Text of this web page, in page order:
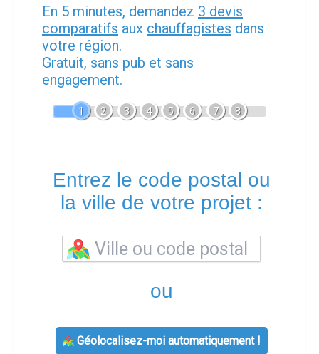
En 5 minutes, demandez 3 devis
comparatifs aux chauffagistes dans
votre région.
Gratuit, sans pub et sans
engagement.
1 2 3 4 5 6 7 8
Entrez le code postal ou
la ville de votre projet :
ou
Géolocalisez-moi automatiquement !